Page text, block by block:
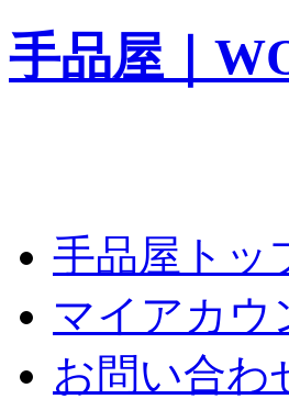
手品屋｜
手品屋トッ
マイアカウ
お問い合わ